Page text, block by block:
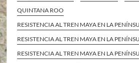
QUINTANA ROO
RESISTENCIA AL TREN MAYA EN LA
RESISTENCIA AL TREN MAYA EN LA
RESISTENCIA AL TREN MAYA EN LA